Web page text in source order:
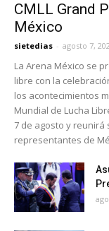
CMLL Grand
México
sietedias - agosto 7,
La Arena México se
libre con la
los acontecimientos
Mundial de Lucha
7 de agosto y
representantes de